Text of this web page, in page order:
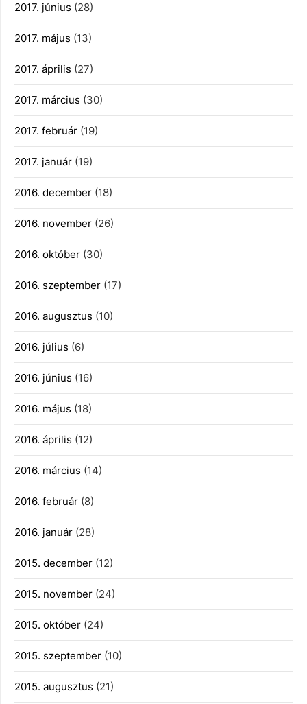
2017. június (28)
2017. május (13)
2017. április (27)
2017. március (30)
2017. február (19)
2017. január (19)
2016. december (18)
2016. november (26)
2016. október (30)
2016. szeptember (17)
2016. augusztus (10)
2016. július (6)
2016. június (16)
2016. május (18)
2016. április (12)
2016. március (14)
2016. február (8)
2016. január (28)
2015. december (12)
2015. november (24)
2015. október (24)
2015. szeptember (10)
2015. augusztus (21)